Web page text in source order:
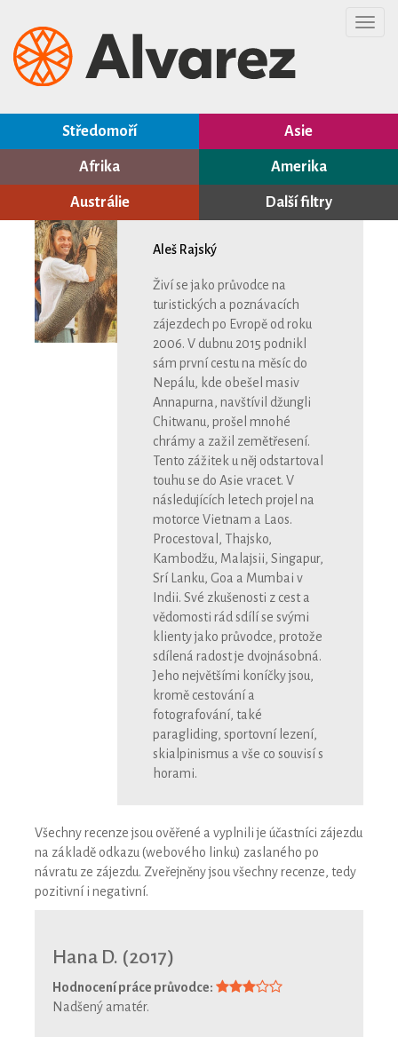
Středomoří Asie
Afrika Amerika
Austrálie Další filtry
Aleš Rajský
Živí se jako průvodce na
turistických a poznávacích
zájezdech po Evropě od roku
2006. V dubnu 2015 podnikl
sám první cestu na měsíc do
Nepálu, kde obešel masiv
Annapurna, navštívil džungli
Chitwanu, prošel mnohé
chrámy a zažil zemětřesení.
Tento zážitek u něj odstartoval
touhu se do Asie vracet. V
následujících letech projel na
motorce Vietnam a Laos.
Procestoval, Thajsko,
Kambodžu, Malajsii, Singapur,
Srí Lanku, Goa a Mumbai v
Indii. Své zkušenosti z cest a
vědomosti rád sdílí se svými
klienty jako průvodce, protože
sdílená radost je dvojnásobná.
Jeho největšími koníčky jsou,
kromě cestování a
fotografování, také
paragliding, sportovní lezení,
skialpinismus a vše co souvisí s
horami.
Všechny recenze jsou ověřené a vyplnili je účastníci zájezdu
na základě odkazu (webového linku) zaslaného po
návratu ze zájezdu. Zveřejněny jsou všechny recenze, tedy
pozitivní i negativní.
Hana D. (2017)
Hodnocení práce průvodce:
Nadšený amatér.